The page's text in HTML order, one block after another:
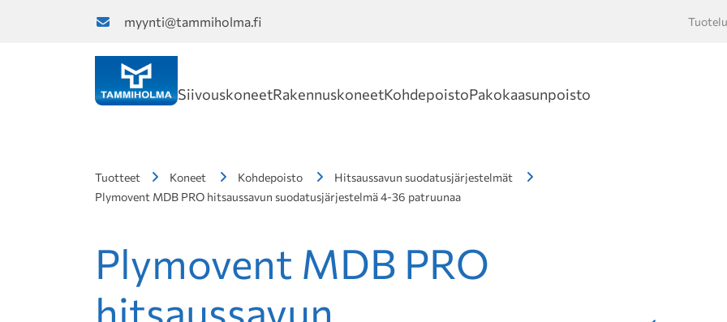
myynti@tammiholma.fi
SiivouskoneetRakennuskoneetKohdepoistoPakokaasunpoisto
Tuotteet Koneet Kohdepoisto
Hitsaussavun suodatusjärjestelmät
Plymovent MDB PRO hitsaussavun suodatusjärjestelmä 4-36 patruunaa
Plymovent MDB PRO
hitsaussavun